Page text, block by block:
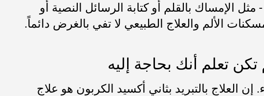
الإمساك بالقلم أو كتابة الرسائل النصية أو
الألم والعلاج الطبيعي لا تفي بالغرض دائماً.
تكن تعلم أنك بحاجة إليه
بالتبريد بثاني أكسيد الكربون هو علاج